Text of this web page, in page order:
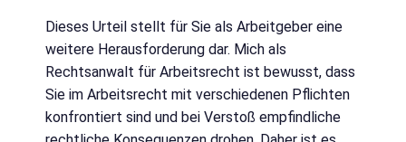
Dieses Urteil stellt für Sie als Arbeitgeber eine
weitere Herausforderung dar. Mich als
Rechtsanwalt für Arbeitsrecht ist bewusst, dass
Sie im Arbeitsrecht mit verschiedenen Pflichten
konfrontiert sind und bei Verstoß empfindliche